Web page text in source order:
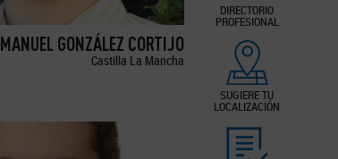
DIRECTORIO
PROFESIONAL
SUGIERE TU
LOCALIZACIÓN
MANUEL GONZÁLEZ CORTIJO
Castilla La Mancha